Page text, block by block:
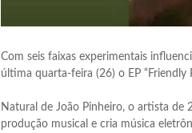
Com seis faixas experimentais
última quarta-feira (26) o EP
Natural de João Pinheiro, o artista de
produção musical e cria música